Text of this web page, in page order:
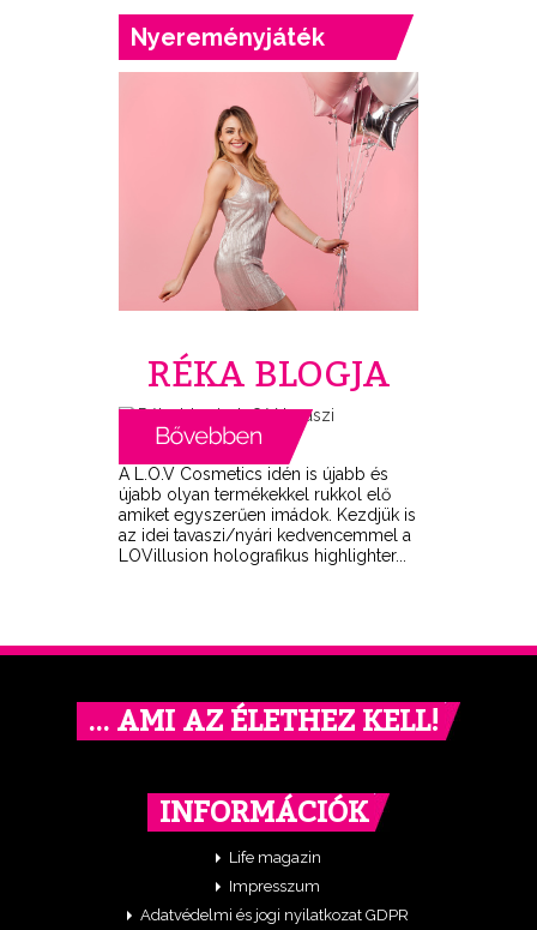
Nyereményjáték
RÉKA BLOGJA
A L.O.V Cosmetics idén is újabb és
újabb olyan termékekkel rukkol elő
amiket egyszerűen imádok. Kezdjük is
az idei tavaszi/nyári kedvencemmel a
LOVillusion holografikus highlighter...
… AMI AZ ÉLETHEZ KELL!
INFORMÁCIÓK
Life magazin
Impresszum
Adatvédelmi és jogi nyilatkozat GDPR